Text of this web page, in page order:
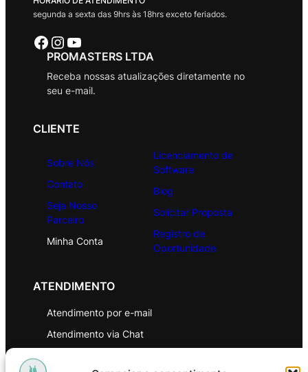
segunda a sexta das 9hrs às 18hrs exceto feriados.
Facebook Instagram Youtube
PROMASTERS LTDA
Receba nossas atualizações diretamente no
seu e-mail.
CLIENTE
Sobre Nós
Contato
Seja Nosso
Parceiro
Minha Conta
Licenciamento de
Software
Blog
Solicitar Proposta
Registro de
Oportunidade
ATENDIMENTO
Atendimento por e-mail
Atendimento via Chat